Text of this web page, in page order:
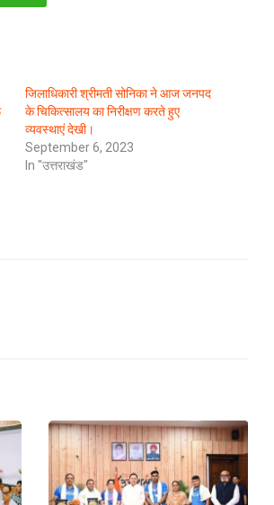
जिलाधिकारी श्रीमती सोनिका ने आज जनपद
के चिकित्सालय का निरीक्षण करते हुए
व्यवस्थाएं देखी।
September 6, 2023
In "उत्तराखंड"